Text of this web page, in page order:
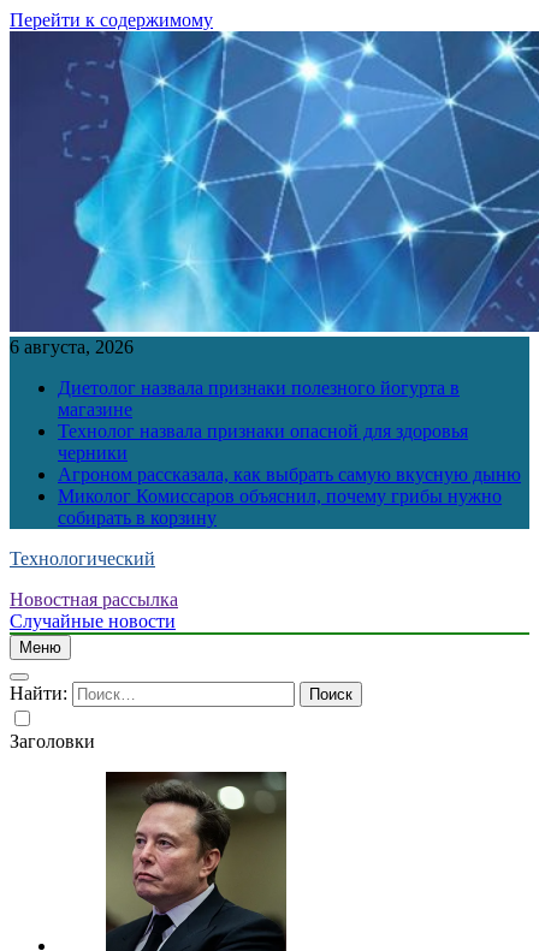
Перейти к содержимому
6 августа, 2026
Диетолог назвала признаки полезного йогурта в
магазине
Технолог назвала признаки опасной для здоровья
черники
Агроном рассказала, как выбрать самую вкусную дыню
Миколог Комиссаров объяснил, почему грибы нужно
собирать в корзину
Технологический
Новостная рассылка
Случайные новости
Меню
Найти:
Заголовки